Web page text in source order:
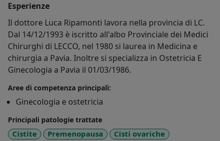
Esperienze
Il dottore Luca Ripamonti lavora nella provincia di LC.
Dal 14/12/1993 è iscritto all'albo Provinciale dei Medici
Chirurghi di LECCO, nel 1980 si laurea in Medicina e
chirurgia a Pavia. Inoltre si specializza in Ostetricia E
Ginecologia a Pavia il 01/03/1986.
Aree di competenza principali:
Ginecologia e ostetricia
Principali patologie trattate
Cistite Premenopausa
Cisti ovariche